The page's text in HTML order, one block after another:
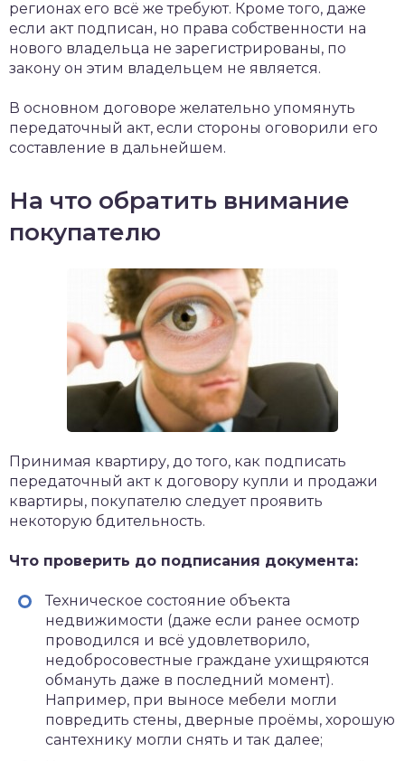
регионах его всё же требуют. Кроме того, даже
если акт подписан, но права собственности на
нового владельца не зарегистрированы, по
закону он этим владельцем не является.
В основном договоре желательно упомянуть
передаточный акт, если стороны оговорили его
составление в дальнейшем.
На что обратить внимание
покупателю
Принимая квартиру, до того, как подписать
передаточный акт к договору купли и продажи
квартиры, покупателю следует проявить
некоторую бдительность.
Что проверить до подписания документа:
Техническое состояние объекта
недвижимости (даже если ранее осмотр
проводился и всё удовлетворило,
недобросовестные граждане ухищряются
обмануть даже в последний момент).
Например, при выносе мебели могли
повредить стены, дверные проёмы, хорошую
сантехнику могли снять и так далее;